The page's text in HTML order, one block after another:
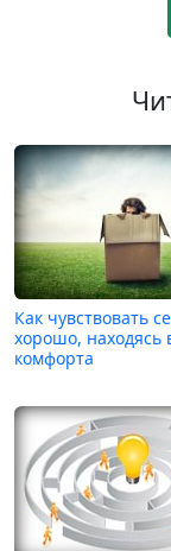
Как чувствовать
хорошо, находясь
комфорта